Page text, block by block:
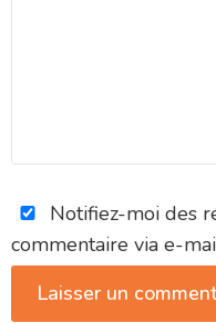
Notifiez-moi des
commentaire via e-